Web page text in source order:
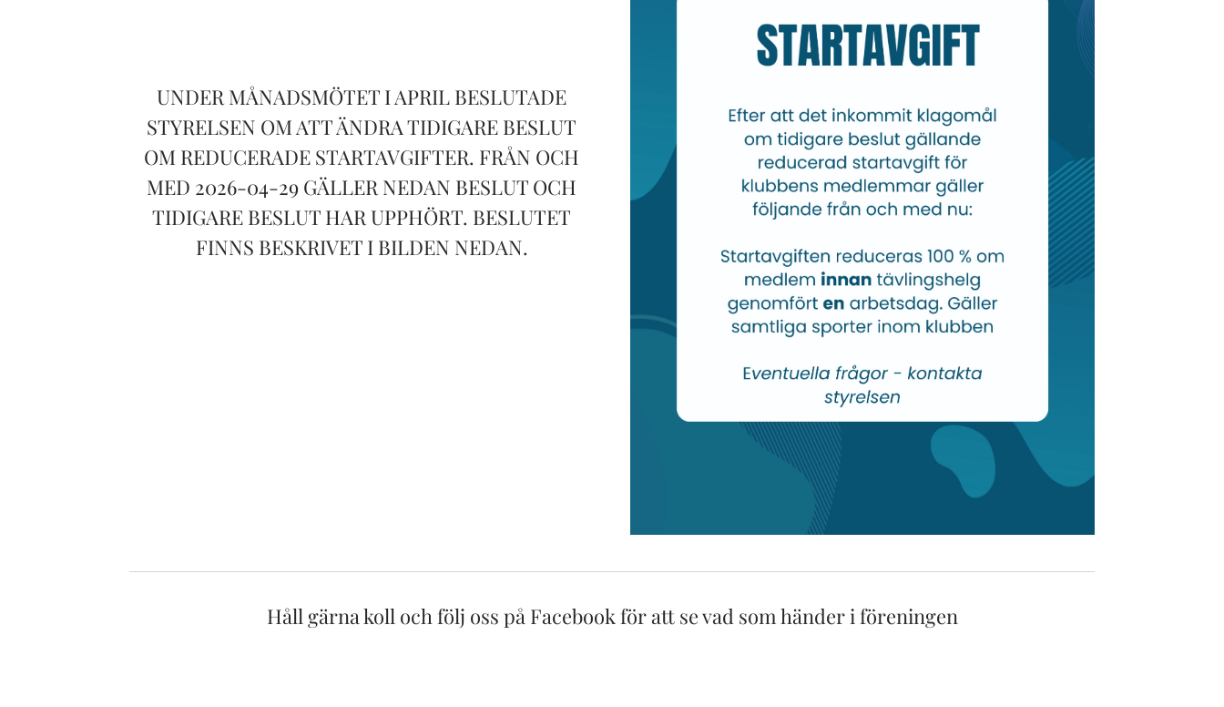
UNDER MÅNADSMÖTET I APRIL BESLUTADE
STYRELSEN OM ATT ÄNDRA TIDIGARE BESLUT
OM REDUCERADE STARTAVGIFTER. FRÅN OCH
MED 2026-04-29 GÄLLER NEDAN BESLUT OCH
TIDIGARE BESLUT HAR UPPHÖRT. BESLUTET
FINNS BESKRIVET I BILDEN NEDAN.
Håll gärna koll och följ oss på Facebook för att se vad som händer i föreningen